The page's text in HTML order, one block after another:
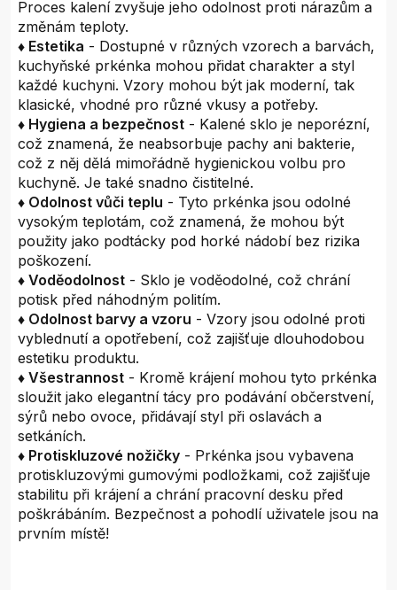
Proces kalení zvyšuje jeho odolnost proti nárazům a
změnám teploty.
♦ Estetika - Dostupné v různých vzorech a barvách,
kuchyňské prkénka mohou přidat charakter a styl
každé kuchyni. Vzory mohou být jak moderní, tak
klasické, vhodné pro různé vkusy a potřeby.
♦ Hygiena a bezpečnost - Kalené sklo je neporézní,
což znamená, že neabsorbuje pachy ani bakterie,
což z něj dělá mimořádně hygienickou volbu pro
kuchyně. Je také snadno čistitelné.
♦ Odolnost vůči teplu - Tyto prkénka jsou odolné
vysokým teplotám, což znamená, že mohou být
použity jako podtácky pod horké nádobí bez rizika
poškození.
♦ Voděodolnost - Sklo je voděodolné, což chrání
potisk před náhodným politím.
♦ Odolnost barvy a vzoru - Vzory jsou odolné proti
vyblednutí a opotřebení, což zajišťuje dlouhodobou
estetiku produktu.
♦ Všestrannost - Kromě krájení mohou tyto prkénka
sloužit jako elegantní tácy pro podávání občerstvení,
sýrů nebo ovoce, přidávají styl při oslavách a
setkáních.
♦ Protiskluzové nožičky - Prkénka jsou vybavena
protiskluzovými gumovými podložkami, což zajišťuje
stabilitu při krájení a chrání pracovní desku před
poškrábáním. Bezpečnost a pohodlí uživatele jsou na
prvním místě!